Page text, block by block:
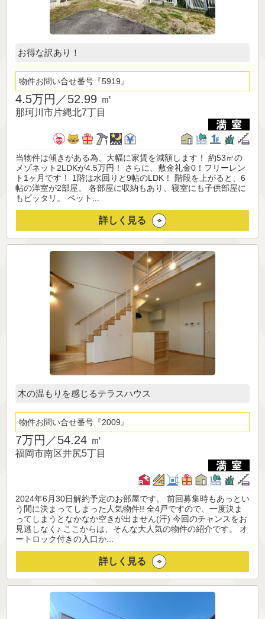
お得な訳あり！
物件お問い合せ番号 5919
4.5万円／52.99 ㎡
那珂川市片縄北7丁目
当物件は傾きがある為、大幅に家賃を減額します！ 約53㎡の
メゾネット2LDKが4.5万円！ さらに、敷金礼金0！フリーレン
ト1ヶ月です！ 1階は水回りと9帖のLDK！ 階段を上がると、6
帖の洋室が2部屋。 各部屋に収納もあり、寝室にも子供部屋に
もピッタリ。 ペット...
詳しく見る
木の温もりを感じるテラスハウス
物件お問い合せ番号 2009
7万円／54.24 ㎡
福岡市南区井尻5丁目
2024年6月30日解約予定のお部屋です。 前回募集時もあっとい
う間に決まってしまった人気物件!! 全4戸ですので、一度決ま
ってしまうとなかなか空きが出ません(汗) 今回のチャンスをお
見逃しなく♪ ここからは、そんな大人気の物件の紹介です。 オ
ートロック付きの入口か...
詳しく見る